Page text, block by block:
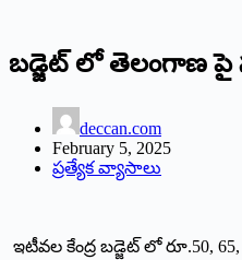
బడ్జెట్‌ ‌లో తెలంగాణ పై
deccan.com
February 5, 2025
ప్రత్యేక వ్యాసాలు
ఇటీవల కేంద్ర బడ్జెట్‌ ‌లో రూ.50, 65,